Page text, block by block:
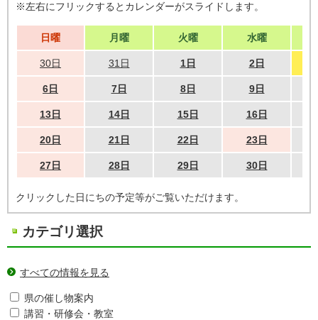
※左右にフリックするとカレンダーがスライドします。
日曜 月曜 火曜 水曜
30日 31日 1日 2日
6日 7日 8日 9日
13日 14日 15日 16日
20日 21日 22日 23日
27日 28日 29日 30日
クリックした日にちの予定等がご覧いただけます。
カテゴリ選択
すべての情報を見る
県の催し物案内
講習・研修会・教室